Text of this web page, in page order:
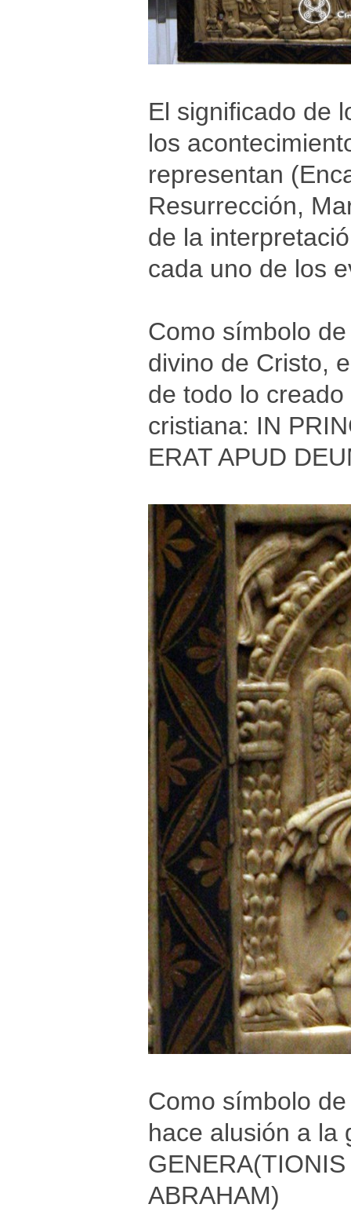
El significado de
los
representan
Resurrección,
de la
cada uno de los
Como símbolo
divino de Cristo,
de todo lo
cristiana: IN
ERAT APUD
Como símbolo
hace alusión a la
ABRAHAM)